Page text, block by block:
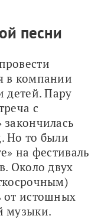
песни
в компании
детей. Пару
с
Но то были
на фестиваль
Около двух
от истошных
музыки.